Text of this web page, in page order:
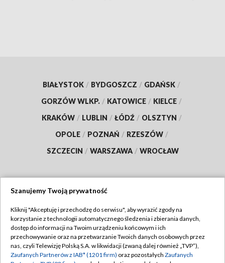
BIAŁYSTOK / BYDGOSZCZ / GDAŃSK /
GORZÓW WLKP. / KATOWICE / KIELCE /
KRAKÓW / LUBLIN / ŁÓDŹ / OLSZTYN /
OPOLE / POZNAŃ / RZESZÓW /
SZCZECIN / WARSZAWA / WROCŁAW
TVP
Abonament TVP
Emisja w TVP
Regulamin TVP
Polityka prywatności
Szanujemy Twoją prywatność
Kliknij "Akceptuję i przechodzę do serwisu", aby wyrazić zgody na
korzystanie z technologii automatycznego śledzenia i zbierania danych,
dostęp do informacji na Twoim urządzeniu końcowym i ich
przechowywanie oraz na przetwarzanie Twoich danych osobowych przez
nas, czyli Telewizję Polską S.A. w likwidacji (zwaną dalej również „TVP”),
Zaufanych Partnerów z IAB* (1201 firm) oraz pozostałych Zaufanych